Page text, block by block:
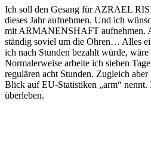
Ich soll den Gesang für AZRAEL
dieses Jahr aufnehmen. Und ich
mit ARMANENSHAFT aufnehmen.
ständig soviel um die Ohren… Alles
ich nach Stunden bezahlt würde,
Normalerweise arbeite ich sieben
regulären acht Stunden. Zugleich
Blick auf EU-Statistiken „arm“ nennt.
überleben.